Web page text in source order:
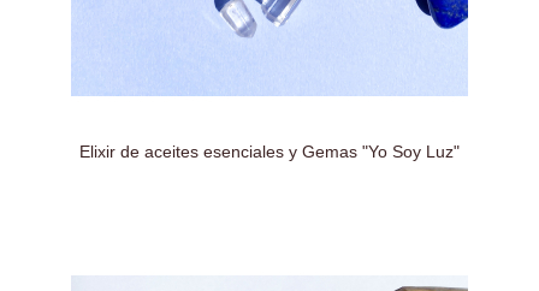
Elixir de aceites esenciales y Gemas "Yo Soy Luz"